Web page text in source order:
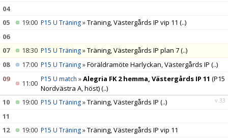
04
05
19:00 P15 U Träning»Träning, Västergårds IP vip 11 (..)
06
07
18:30 P15 U Träning»Träning, Västergårds IP plan 7(..)
08
17:00 P15 U Träning»Föräldramöte Harlyckan, Västergårds IP (..)
09
11:00 P15 U match »Alegria FK 2 hemma, Västergårds IP 11 (P15
Nordvästra A, höst)(..)
v.33
10 19:00 P15 U Träning»Träning, Västergårds IP (..)
11
12
19:00 P15 U Träning»Träning, Västergårds IP vip 11